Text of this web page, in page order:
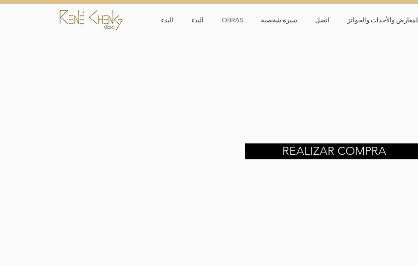
البدء البدء OBRAS سيرة شخصية اتصل المعارض والأحداث والجوائز
REALIZAR COMPRA